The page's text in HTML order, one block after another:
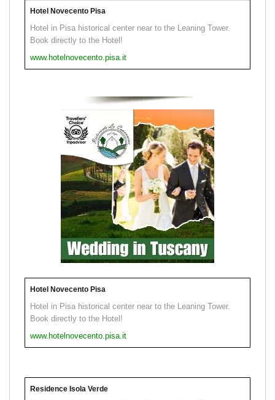
Hotel Novecento Pisa
Hotel in Pisa historical center near to the Leaning Tower.
Book directly to the Hotel!
www.hotelnovecento.pisa.it
Hotel Novecento Pisa
Hotel in Pisa historical center near to the Leaning Tower.
Book directly to the Hotel!
www.hotelnovecento.pisa.it
Residence Isola Verde